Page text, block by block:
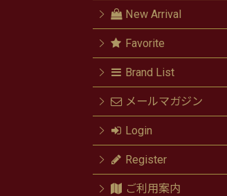
New Arrival
Favorite
Brand List
メールマガジン
Login
Register
ご利用案内